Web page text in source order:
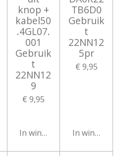
knop +
kabel50
.4GL07.
001
Gebruik
t
22NN12
9
€ 9,95
In winkelwagen
TB6D0
Gebruik
t
22NN12
5pr
€ 9,95
In